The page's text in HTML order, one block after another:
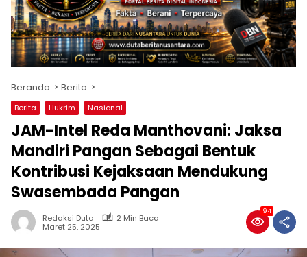
Beranda Berita
Berita Hukrim Nasional
JAM-Intel Reda Manthovani: Jaksa
Mandiri Pangan Sebagai Bentuk
Kontribusi Kejaksaan Mendukung
Swasembada Pangan
Redaksi Duta
2 Min Baca
Maret 25, 2025
94